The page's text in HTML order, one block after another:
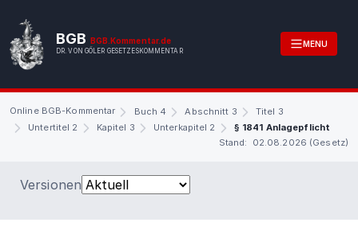
BGB BGB.Kommentar.de
DR. VON GÖLER GESETZESKOMMENTAR
MENU
Online BGB-Kommentar Buch 4 Abschnitt 3
Titel 3
Untertitel 2
Kapitel 3 Unterkapitel 2
§ 1841 Anlagepflicht
Stand: 02.08.2026 (Gesetz)
Versionen